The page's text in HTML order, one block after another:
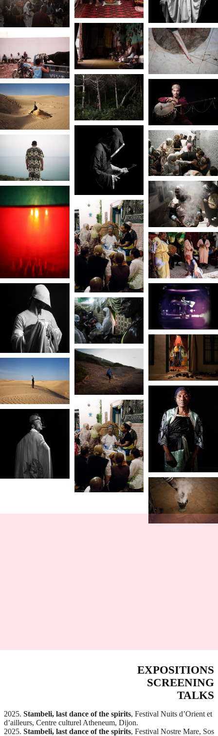
EXPOSITIONS
SCREENING
TALKS
2025. Stambeli, last dance of the spirits, Festival Nuits d’Orient et
d’ailleurs, Centre culturel Atheneum, Dijon.
2025. Stambeli, last dance of the spirits, Festival Nostre Mare, Sos